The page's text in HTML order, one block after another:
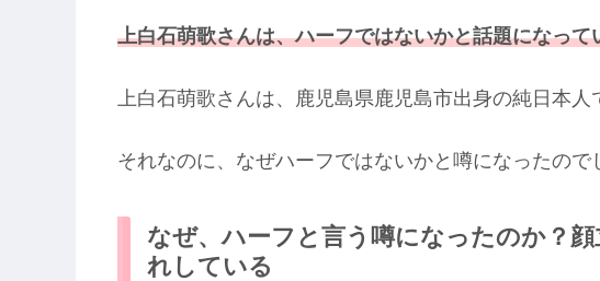
上白石萌歌さんは、ハーフではないかと話題になっ
上白石萌歌さんは、鹿児島県鹿児島市出身の純日本人
それなのに、なぜハーフではないかと噂になったので
なぜ、ハーフと言う噂になったのか？
れしている